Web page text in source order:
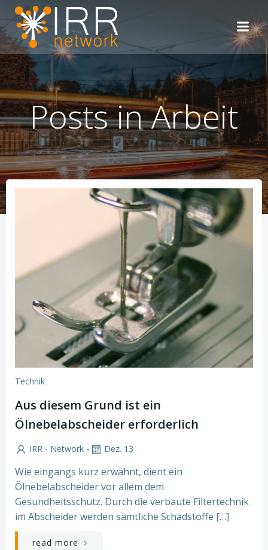
Posts in Arbeit
Technik
Aus diesem Grund ist ein
Ölnebelabscheider erforderlich
IRR - Network - Dez. 13
Wie eingangs kurz erwähnt, dient ein
Ölnebelabscheider vor allem dem
Gesundheitsschutz. Durch die verbaute Filtertechnik
im Abscheider werden sämtliche Schadstoffe […]
read more